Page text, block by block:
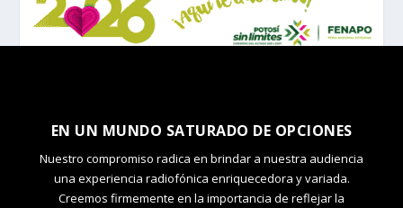
EN UN MUNDO SATURADO DE OPCIONES
Nuestro compromiso radica en brindar a nuestra audiencia
una experiencia radiofónica enriquecedora y variada.
Creemos firmemente en la importancia de reflejar la